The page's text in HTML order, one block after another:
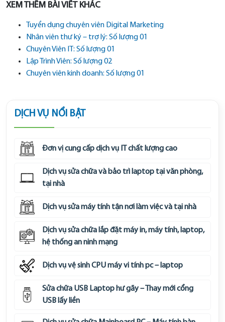
XEM THÊM BÀI VIẾT KHÁC
Tuyển dụng chuyên viên Digital Marketing
Nhân viên thư ký – trợ lý: Số lượng 01
Chuyên Viên IT: Số lượng 01
Lập Trình Viên: Số lượng 02
Chuyên viên kinh doanh: Số lượng 01
DỊCH VỤ NỔI BẬT
Đơn vị cung cấp dịch vụ IT chất lượng cao
Dịch vụ sửa chữa và bảo trì laptop tại văn phòng,
tại nhà
Dịch vụ sửa máy tính tận nơi làm việc và tại nhà
Dịch vụ sửa chữa lắp đặt máy in, máy tính, laptop,
hệ thống an ninh mạng
Dịch vụ vệ sinh CPU máy vi tính pc – laptop
Sửa chữa USB Laptop hư gãy – Thay mới cổng
USB lấy liền